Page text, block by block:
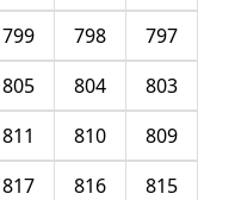
797
798
799
803
804
805
809
810
811
815
816
817